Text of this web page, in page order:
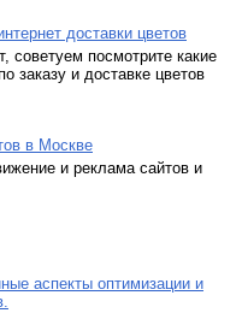
доставки цветов
советуем посмотрите какие
заказу и доставке цветов
в Москве
и реклама сайтов и
аспекты оптимизации и